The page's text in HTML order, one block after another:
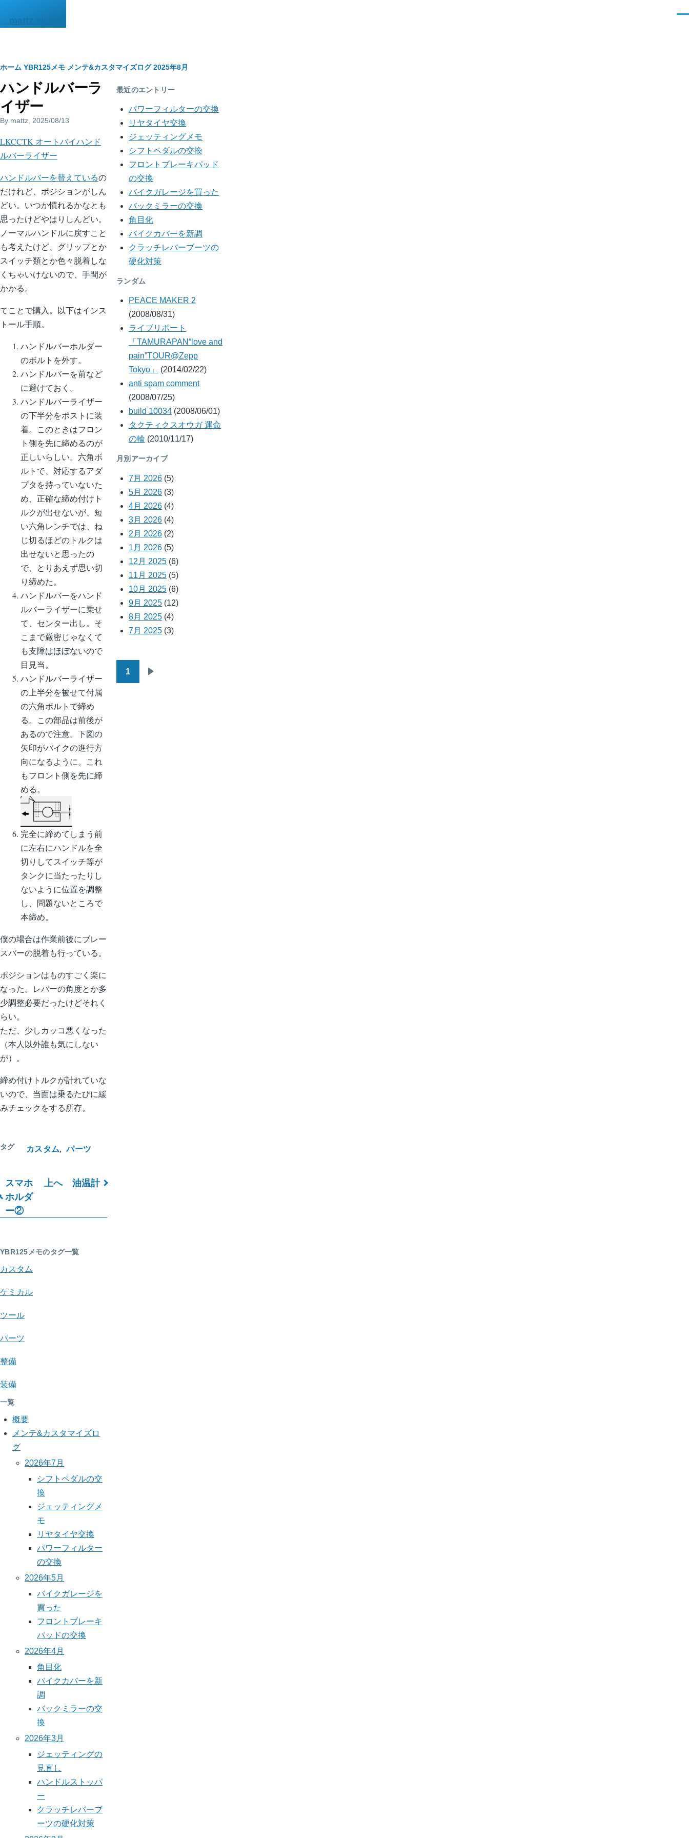
mattz.xii.jp
パ
ン
く
ず
ホーム YBR125メモ メンテ&カスタマイズログ 2025年8月
ハンドルバーラ
イザー
By mattz , 2025/08/13
body
LKCCTK オートバイハンド
ルバーライザー
ハンドルバーを替えているの
だけれど、ポジションがしん
どい。いつか慣れるかなとも
思ったけどやはりしんどい。
ノーマルハンドルに戻すこと
も考えたけど、グリップとか
スイッチ類とか色々脱着しな
くちゃいけないので、手間が
かかる。
てことで購入。以下はインス
トール手順。
ハンドルバーホルダー
のボルトを外す。
ハンドルバーを前など
に避けておく。
ハンドルバーライザー
の下半分をポストに装
着。このときはフロン
ト側を先に締めるのが
正しいらしい。六角ボ
ルトで、対応するアダ
プタを持っていないた
め、正確な締め付けト
ルクが出せないが、短
い六角レンチでは、ね
じ切るほどのトルクは
出せないと思ったの
で、とりあえず思い切
り締めた。
ハンドルバーをハンド
ルバーライザーに乗せ
て、センター出し。そ
こまで厳密じゃなくて
も支障はほぼないので
目見当。
ハンドルバーライザー
の上半分を被せて付属
の六角ボルトで締め
る。この部品は前後が
あるので注意。下図の
矢印がバイクの進行方
向になるように。これ
もフロント側を先に締
める。
完全に締めてしまう前
に左右にハンドルを全
切りしてスイッチ等が
タンクに当たったりし
ないように位置を調整
し、問題ないところで
本締め。
僕の場合は作業前後にブレー
スバーの脱着も行っている。
ポジションはものすごく楽に
なった。レバーの角度とか多
少調整必要だったけどそれく
らい。
ただ、少しカッコ悪くなった
（本人以外誰も気にしない
が）。
締め付けトルクが計れていな
いので、当面は乗るたびに緩
みチェックをする所存。
タグ カスタム パーツ
ブ
ッ
横
断
リ
YBR125
メ
モ
スマホ
ホルダ
ー②
上へ 油温計
YBR125メモのタグ一覧
カスタム
ケミカル
ツール
パーツ
整備
装備
一覧
概要
メンテ&カスタマイズロ
グ
2026年7月
シフトペダルの交
換
ジェッティングメ
モ
リヤタイヤ交換
パワーフィルター
の交換
2026年5月
バイクガレージを
買った
フロントブレーキ
パッドの交換
2026年4月
角目化
バイクカバーを新
調
バックミラーの交
換
2026年3月
ジェッティングの
見直し
ハンドルストッパ
ー
クラッチレバーブ
ーツの硬化対策
最近のエントリー
パワーフィルターの交換
リヤタイヤ交換
ジェッティングメモ
シフトペダルの交換
フロントブレーキパッド
の交換
バイクガレージを買った
バックミラーの交換
角目化
バイクカバーを新調
クラッチレバーブーツの
硬化対策
ランダム
PEACE MAKER 2
(2008/08/31)
ライブリポート
「TAMURAPAN“love and
pain”TOUR@Zepp
Tokyo」
(2014/02/22)
anti spam comment
(2008/07/25)
build 10034 (2008/06/01)
タクティクスオウガ 運命
の輪 (2010/11/17)
月別アーカイブ
7月 2026 (5)
5月 2026 (3)
4月 2026 (4)
3月 2026 (4)
2月 2026 (2)
1月 2026 (5)
12月 2025 (6)
11月 2025 (5)
10月 2025 (6)
9月 2025 (12)
8月 2025 (4)
7月 2025 (3)
1